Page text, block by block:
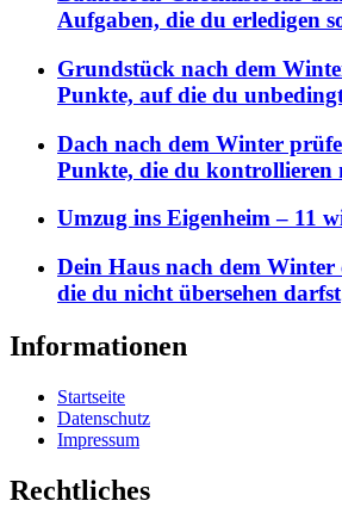
Aufgaben, die du erledigen
Grundstück nach dem
Punkte, auf die du
Dach nach dem Winter
Punkte, die du kontrollieren
Umzug ins Eigenheim – 11
Dein Haus nach dem Winter
die du nicht übersehen darfst
Informationen
Startseite
Datenschutz
Impressum
Rechtliches